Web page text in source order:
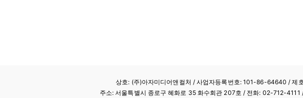
상호: (주)아자미디어앤컬처 /사업자등록번호: 101-86-64640 / 제
주소: 서울특별시 종로구 혜화로 35 화수회관 207호 / 전화: 02-712-4111